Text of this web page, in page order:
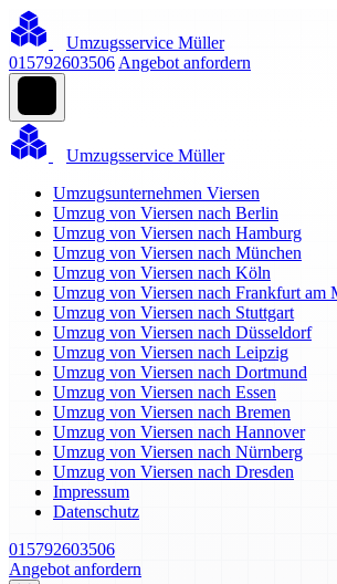
Umzugsservice Müller
015792603506 Angebot anfordern
Umzugsservice Müller
Umzugsunternehmen Viersen
Umzug von Viersen nach Berlin
Umzug von Viersen nach Hamburg
Umzug von Viersen nach München
Umzug von Viersen nach Köln
Umzug von Viersen nach Frankfurt am
Umzug von Viersen nach Stuttgart
Umzug von Viersen nach Düsseldorf
Umzug von Viersen nach Leipzig
Umzug von Viersen nach Dortmund
Umzug von Viersen nach Essen
Umzug von Viersen nach Bremen
Umzug von Viersen nach Hannover
Umzug von Viersen nach Nürnberg
Umzug von Viersen nach Dresden
Impressum
Datenschutz
015792603506
Angebot anfordern